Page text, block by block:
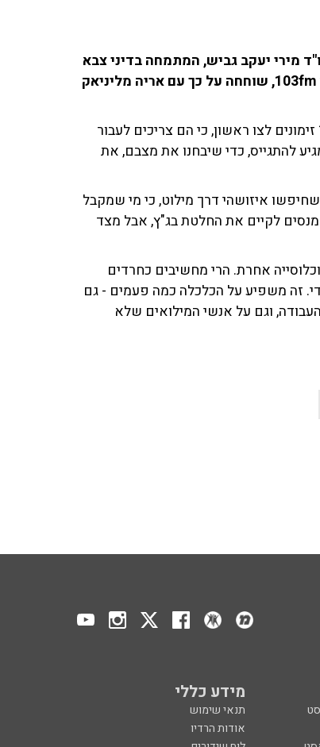
מירי יעקב גביש, המתמחה בדיני צבא
ומנחה את הפודקאסט 'היחידה לחיילים ולמתגייסים' של רדיו 103fm, שוחחה על כך עם אריה מליניאק
לדבריה, "אני אעשה קצת סדר - זה לא 1,000 צווי גיוס - זה 1,000 זימונים לצו ראשון, כי הם צריכים לעבור
להתגייס, כדי שיבחנו את מצבם, את
איזושהי דרך מילוט, כי מי שמקבל
לקיים את החלטת בג"ץ, אבל מצד
אחרת. הרי מחשיבים כחרדים
זה משפיע על הכלכלה כמה פעמים - גם
וגם על אנשי המילואים שלא
מידע כללי
תנאי שימוש
אודות הרדיו